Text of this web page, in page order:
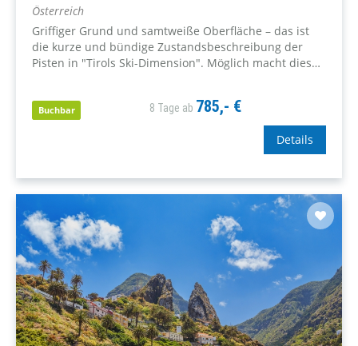
Österreich
Griffiger Grund und samtweiße Oberfläche – das ist
die kurze und bündige Zustandsbeschreibung der
Pisten in "Tirols Ski-Dimension". Möglich macht dies
Buchbar 8 Tage ab 785,- €
Details